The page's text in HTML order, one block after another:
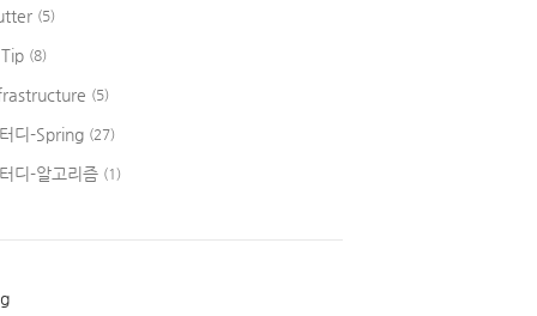
(5)
(8)
(5)
디-Spring (27)
디-알고리즘 (1)